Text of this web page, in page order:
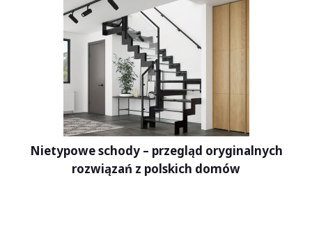
Nietypowe schody – przegląd oryginalnych
rozwiązań z polskich domów